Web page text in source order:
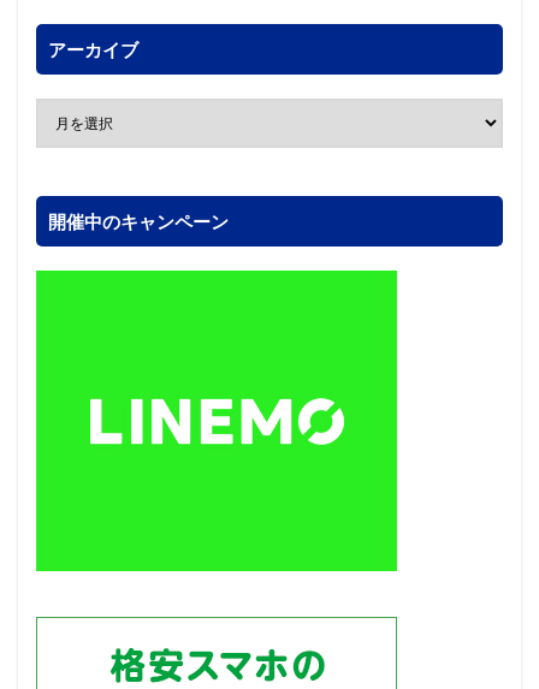
アーカイブ
開催中のキャンペーン